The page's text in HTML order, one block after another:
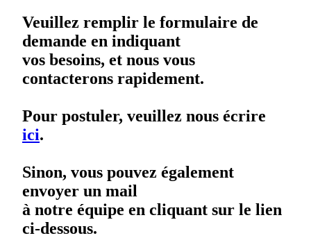
Veuillez remplir le formulaire de
demande en indiquant
vos besoins, et nous vous
contacterons rapidement.
Pour postuler, veuillez nous écrire
ici.
Sinon, vous pouvez également
envoyer un mail
à notre équipe en cliquant sur le lien
ci-dessous.